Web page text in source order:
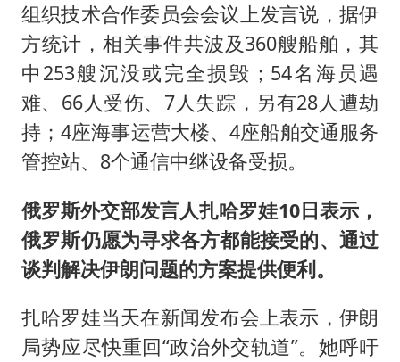
组织技术合作委员会会议上发言说，据伊
方统计，相关事件共波及360艘船舶，其
中253艘沉没或完全损毁；54名海员遇
难、66人受伤、7人失踪，另有28人遭劫
持；4座海事运营大楼、4座船舶交通服务
管控站、8个通信中继设备受损。
俄罗斯外交部发言人扎哈罗娃10日表示，
俄罗斯仍愿为寻求各方都能接受的、通过
谈判解决伊朗问题的方案提供便利。
扎哈罗娃当天在新闻发布会上表示，伊朗
局势应尽快重回“政治外交轨道”。她呼吁